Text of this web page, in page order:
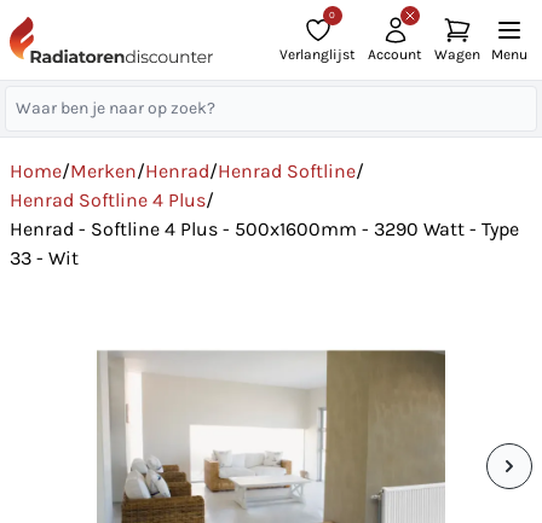
0
Verlanglijst Account Wagen Menu
Home/Merken/Henrad/Henrad Softline/
Henrad Softline 4 Plus/
Henrad - Softline 4 Plus - 500x1600mm - 3290 Watt - Type
33 - Wit